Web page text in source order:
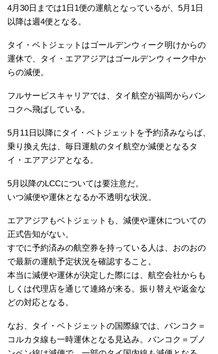
4月30日までは1日1便の運航となっているが、5月1日
以降は週4便となる。
タイ・ベトジェットはゴールデンウィーク明けからの
運休で、タイ・エアアジアはゴールデンウィーク中か
らの減便。
フルサービスキャリアでは、タイ航空が福岡からバン
コクへ飛ばしている。
5月11日以降にタイ・ベトジェットを予約済みならば、
乗り換え先は、毎日運航のタイ航空か減便となるタ
イ・エアアジアとなる。
5月以降のLCCについては要注意だ。
いつ減便や運休となるか不透明な状況。
エアアジアもベトジェットも、減便や運休についての
正式告知がない。
すでに予約済みの航空券を持っている人は、おのおの
で最新の運航予定状況を確認すること。
本当に減便や運休が決定した際には、航空会社からも
しくは代理店を通じて連絡が来る。振り替えや返金な
どの対応となる。
なお、タイ・ベトジェットの国際線では、バンコク＝
コルカタ線も一時運休となる見込み。バンコク＝プノ